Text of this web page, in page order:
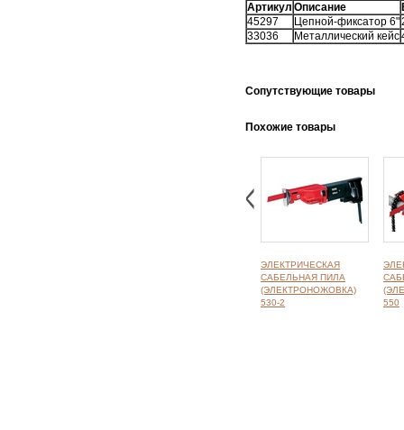
Артикул Описание
45297
Цепной-фиксатор 6"
33036
Металлический кейс
Cопутствующие товары
Похожие товары
ЭЛЕКТРИЧЕСКАЯ
САБЕЛЬНАЯ ПИЛА
(ЭЛЕКТРОНОЖОВКА)
530-2
550